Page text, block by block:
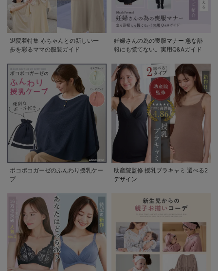
退院着特集 赤ちゃんとの新しい一
歩を彩るママの服装ガイド
妊婦さんの為の喪服マナー 急な訃
報にも慌てない。実用Q&Aガイド
ポコポコガーゼのふんわり授乳ケー
プ
助産院監修 授乳ブラキャミ 選べる2
デザイン